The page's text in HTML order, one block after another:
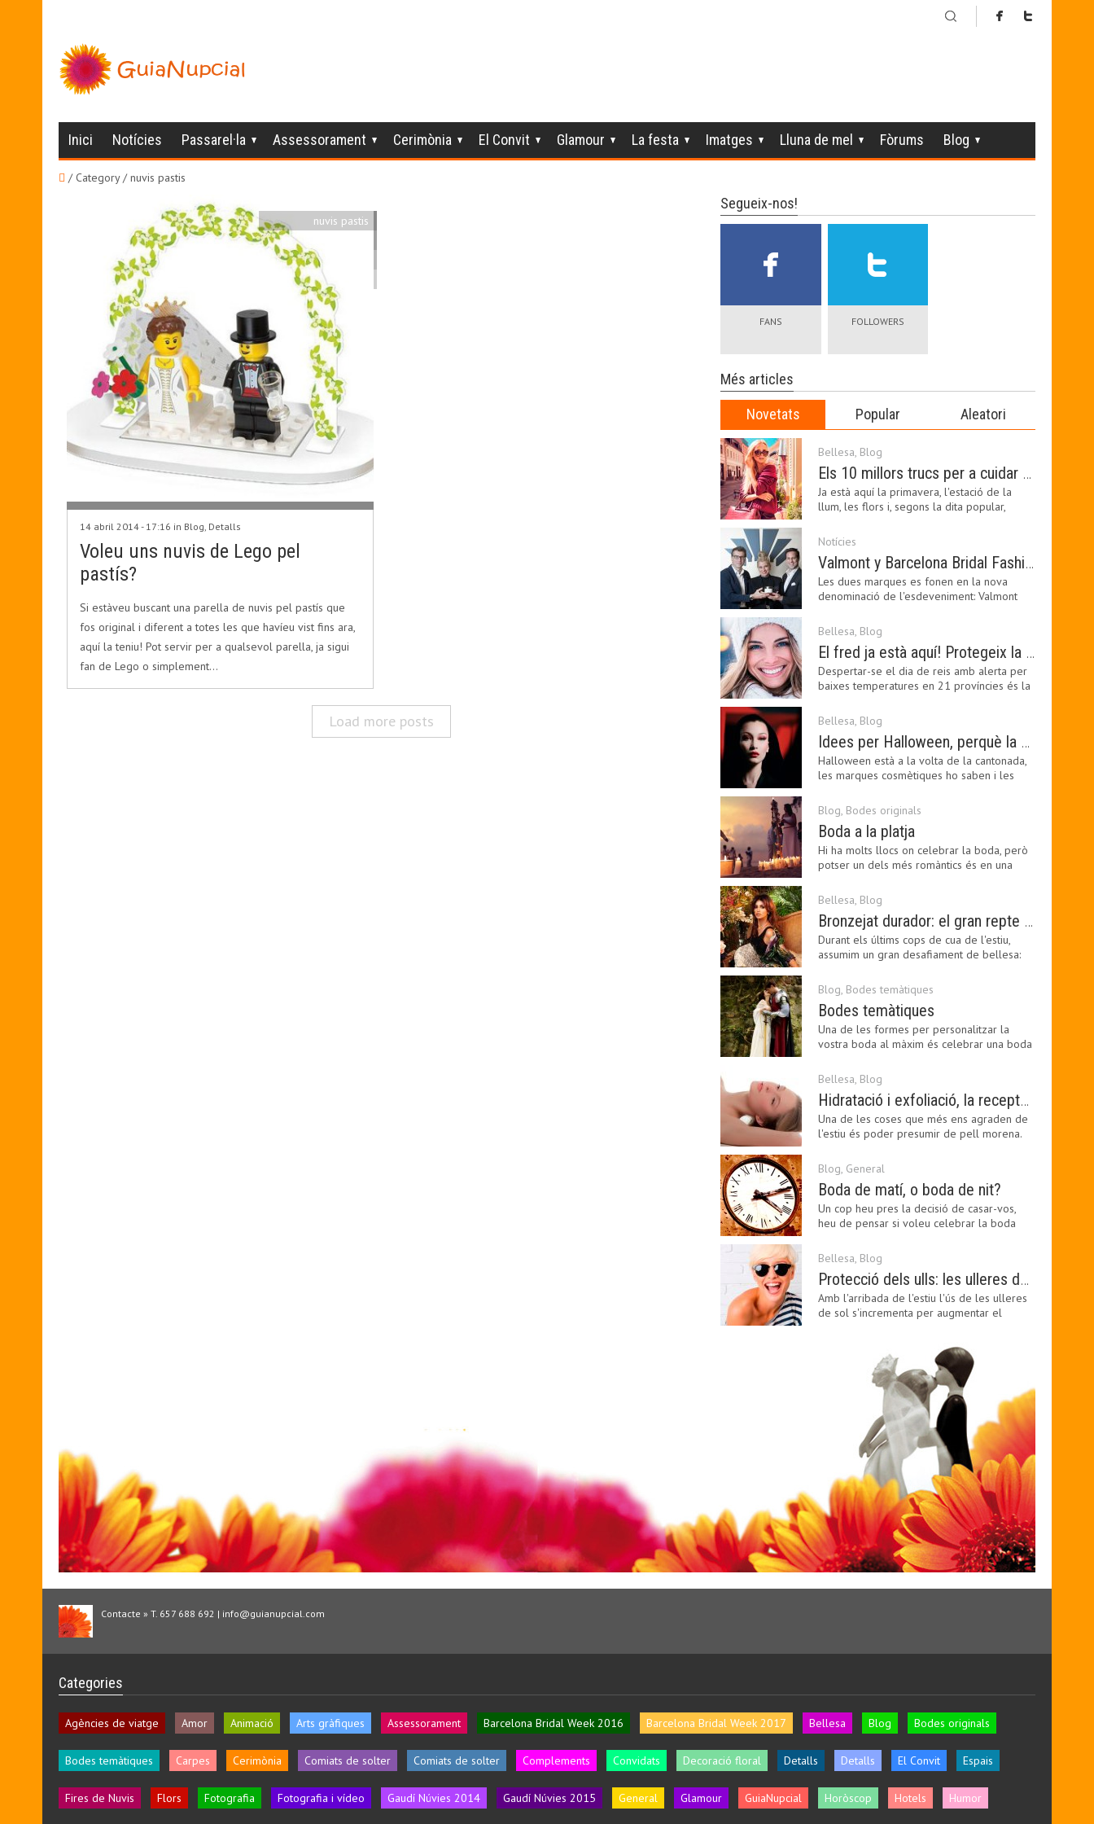
Inici Notícies Passarel·la Assessorament Cerimònia El Convit Glamour La festa Imatges Lluna de mel Fòrums Blog
/ Category / nuvis pastis
nuvis pastis
14 abril 2014 - 17:16 in Blog Detalls
Voleu uns nuvis de Lego pel
pastís?
Si estàveu buscant una parella de nuvis pel pastís que
fos original i diferent a totes les que havíeu vist fins ara,
aquí la teniu! Pot servir per a qualsevol parella, ja sigui
fan de Lego o simplement…
Load more posts
Segueix-nos!
FANS FOLLOWERS
Més articles
Novetats Popular Aleatori
Bellesa, Blog
Els 10 millors trucs per a cuidar de la pell a la primavera
Ja està aquí la primavera, l'estació de la
llum, les flors i, segons la dita popular,
Notícies
Valmont y Barcelona Bridal Fashion Week s’uneixen per donar impuls a la creativitat, la innovació i el disseny de la moda nupcial
Les dues marques es fonen en la nova
denominació de l'esdeveniment: Valmont
Bellesa, Blog
El fred ja està aquí! Protegeix la teva pell amb els nostres consells i propostes
Despertar-se el dia de reis amb alerta per
baixes temperatures en 21 províncies és la
Bellesa, Blog
Idees per Halloween, perquè la bellesa pot ser terrorífica
Halloween està a la volta de la cantonada,
les marques cosmètiques ho saben i les
Blog, Bodes originals
Boda a la platja
Hi ha molts llocs on celebrar la boda, però
potser un dels més romàntics és en una
Bellesa, Blog
Bronzejat durador: el gran repte beauty del final de l’estiu
Durant els últims cops de cua de l'estiu,
assumim un gran desafiament de bellesa:
Blog, Bodes temàtiques
Bodes temàtiques
Una de les formes per personalitzar la
vostra boda al màxim és celebrar una boda
Bellesa, Blog
Hidratació i exfoliació, la recepta per mantenir el bronzejat
Una de les coses que més ens agraden de
l'estiu és poder presumir de pell morena.
Blog, General
Boda de matí, o boda de nit?
Un cop heu pres la decisió de casar-vos,
heu de pensar si voleu celebrar la boda
Bellesa, Blog
Protecció dels ulls: les ulleres de sol, imprescindibles en una boda estiuenca
Amb l'arribada de l'estiu l'ús de les ulleres
de sol s'incrementa per augmentar el
Contacte » T. 657 688 692 | info@guianupcial.com
Categories
Agències de viatge Amor Animació Arts gràfiques Assessorament Barcelona Bridal Week 2016 Barcelona Bridal Week 2017 Bellesa Blog Bodes originals
Bodes temàtiques Carpes Cerimònia Comiats de solter Comiats de solter Complements Convidats Decoració floral Detalls Detalls El Convit Espais
Fires de Nuvis Flors Fotografia Fotografia i vídeo Gaudí Núvies 2014 Gaudí Núvies 2015 General Glamour GuiaNupcial Horòscop Hotels Humor